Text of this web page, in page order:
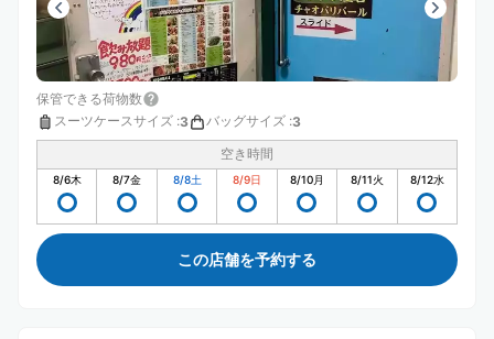
保管できる荷物数
スーツケースサイズ :3 バッグサイズ :3
空き時間
8/6木 8/7金 8/8土 8/9日 8/10月 8/11火 8/12水
この店舗を予約する